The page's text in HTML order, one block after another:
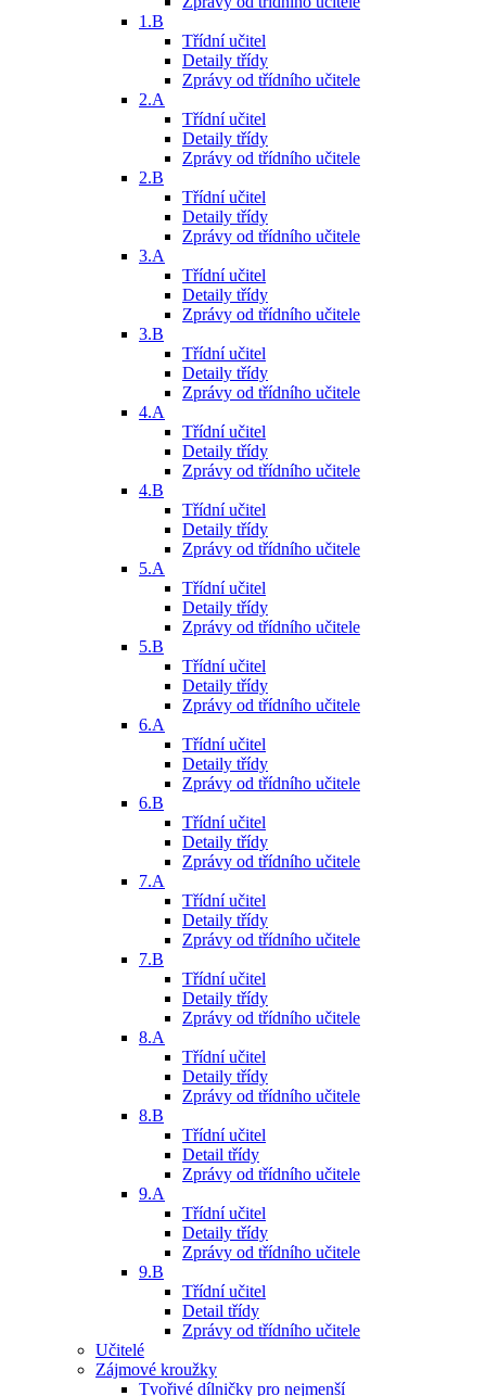
1.B
Třídní učitel
Detaily třídy
Zprávy od třídního učitele
2.A
Třídní učitel
Detaily třídy
Zprávy od třídního učitele
2.B
Třídní učitel
Detaily třídy
Zprávy od třídního učitele
3.A
Třídní učitel
Detaily třídy
Zprávy od třídního učitele
3.B
Třídní učitel
Detaily třídy
Zprávy od třídního učitele
4.A
Třídní učitel
Detaily třídy
Zprávy od třídního učitele
4.B
Třídní učitel
Detaily třídy
Zprávy od třídního učitele
5.A
Třídní učitel
Detaily třídy
Zprávy od třídního učitele
5.B
Třídní učitel
Detaily třídy
Zprávy od třídního učitele
6.A
Třídní učitel
Detaily třídy
Zprávy od třídního učitele
6.B
Třídní učitel
Detaily třídy
Zprávy od třídního učitele
7.A
Třídní učitel
Detaily třídy
Zprávy od třídního učitele
7.B
Třídní učitel
Detaily třídy
Zprávy od třídního učitele
8.A
Třídní učitel
Detaily třídy
Zprávy od třídního učitele
8.B
Třídní učitel
Detail třídy
Zprávy od třídního učitele
9.A
Třídní učitel
Detaily třídy
Zprávy od třídního učitele
9.B
Třídní učitel
Detail třídy
Zprávy od třídního učitele
Učitelé
Zájmové kroužky
Tvořivé dílničky pro nejmenší